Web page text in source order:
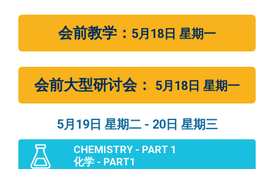
会前教学： 5月18日 星期一
会前大型研讨会： 5月18日 星期一
5月19日 星期二 - 20日 星期三
CHEMISTRY - PART 1
化学 - PART1